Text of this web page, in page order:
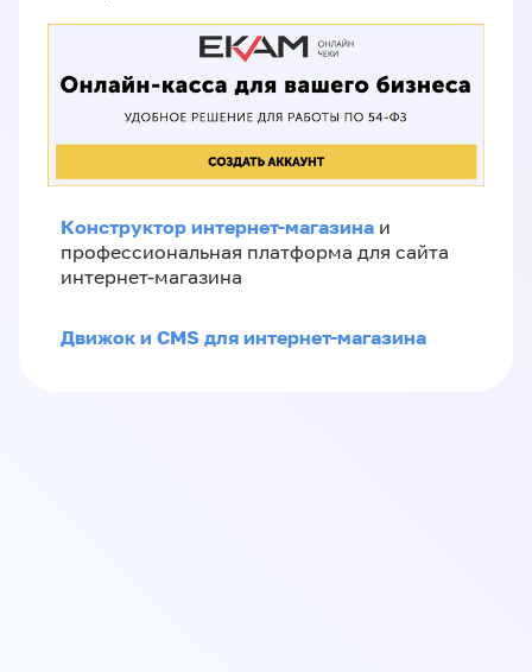
Конструктор интернет-магазина и
профессиональная платформа для сайта
интернет-магазина
Движок и CMS для интернет-магазина